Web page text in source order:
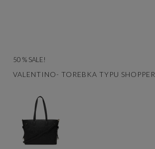
50 % SALE!
VALENTINO- TOREBKA TYPU SHOPPER